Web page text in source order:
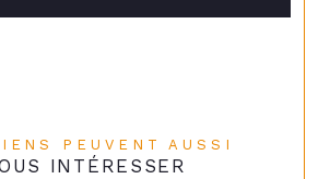
PEUVENT AUSSI
INTÉRESSER